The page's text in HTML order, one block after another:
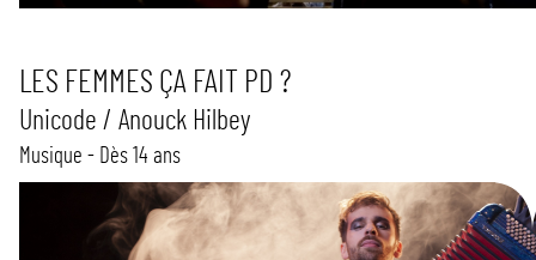
LES FEMMES ÇA FAIT PD ?
Unicode / Anouck Hilbey
Musique - Dès 14 ans